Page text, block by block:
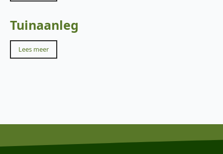
Tuinaanleg
Lees meer